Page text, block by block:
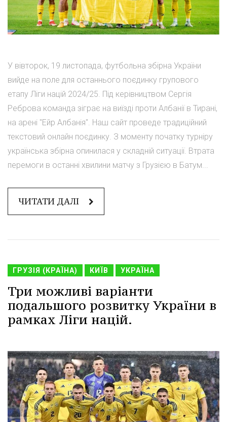
У вівторок, 19 листопада, футбольна збірна України
вийде на поле для останнього поєдинку групового
етапу Ліги націй 2024/25. Під керівництвом Сергія
Реброва команда зіграє на виїзді проти Албанії в Тирані,
на арені "Ейр Албанія". Наш сайт проведе традиційний
текстовий онлайн поєдинку. З моменту початку турніру
українська збірна опинилася у складній ситуації. Втрата
перемоги в останні хвилини матчу з Грузією в Батум...
ЧИТАТИ ДАЛІ
ГРУЗІЯ (КРАЇНА) КИЇВ УКРАЇНА
Три можливі варіанти
подальшого розвитку України в
рамках Ліги націй.